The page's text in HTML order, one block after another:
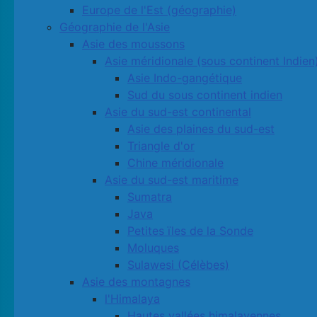
Europe de l'Est (géographie)
Géographie de l'Asie
Asie des moussons
Asie méridionale (sous continent
Asie Indo-gangétique
Sud du sous continent indien
Asie du sud-est continental
Asie des plaines du sud-est
Triangle d'or
Chine méridionale
Asie du sud-est maritime
Sumatra
Java
Petites ïles de la Sonde
Moluques
Sulawesi (Célèbes)
Asie des montagnes
l'Himalaya